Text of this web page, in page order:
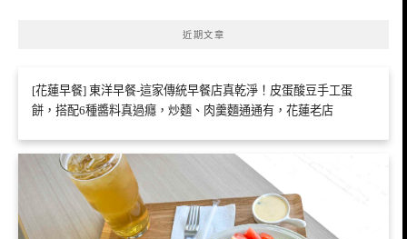
近期文章
[花蓮早餐] 東洋早餐-這家傳統早餐店真乾淨！皮蛋酸豆手工蛋
餅，搭配6種醬料真過癮，炒麵、肉羹麵通通有，花蓮老店